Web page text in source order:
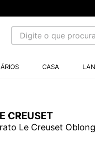
Digite o que procura...
CASA
CREUSET
Le Creuset
BALANCE 530
WHITE